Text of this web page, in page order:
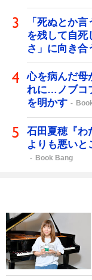
「死ぬとか
を残して自
さ」に向き合
心を病んだ母
れに…ノブコ
を明かす
石田夏穂『わ
よりも悪いと
Book Bang